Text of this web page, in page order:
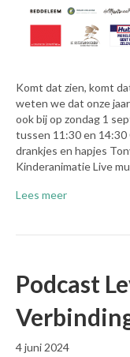
Komt dat zien, komt
weten we dat onze
ook bij op zondag 1
tussen 11:30 en
drankjes en hapjes
Kinderanimatie Live
Lees meer
Podcast
4 juni 2024